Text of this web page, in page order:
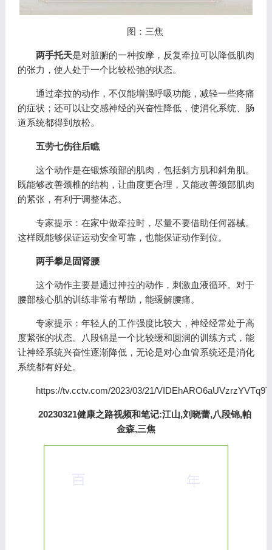
图：三焦
两手托天是对脏腑的一种按摩，反复牵拉可以降低肌肉
的张力，使人处于一个比较松弛的状态。
通过牵拉的动作，不仅能增强呼吸功能，减轻一些疼痛
的症状；还可以让交感神经的兴奋性降低，使消化系统、肠
道系统都得到放松。
五劳七伤往后瞧
这个动作是在锻炼颈部的肌肉，包括斜方肌和斜角肌。
既能够改善颈椎的结构，让曲度更合理，又能改善颈部肌肉
的紧张，有利于调整体态。
专家提示：在家中做牵拉时，尽量不要借助任何器械。
这样既能够保证运动安全可靠，也能保证动作到位。
两手攀足固肾腰
这个动作主要是通过抻拉的动作，刺激血液循环。对于
腰部核心肌的训练非常有帮助，能缓解腰痛。
专家提示：年轻人的工作强度比较大，神经经常处于高
度紧张的状态。八段锦是一个比较缓和圆润的训练方式，能
让神经系统兴奋性逐渐降低，无论是对心血管系统还是消化
系统都有好处。
https://tv.cctv.com/2023/03/21/
20230321健康之路视频和笔记:江山,刘晓蕾,八段锦,帕
金森,三焦